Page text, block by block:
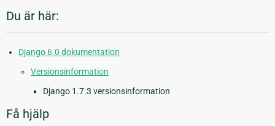
Du är här:
Django 6.0 dokumentation
Versionsinformation
Django 1.7.3 versionsinformation
Få hjälp